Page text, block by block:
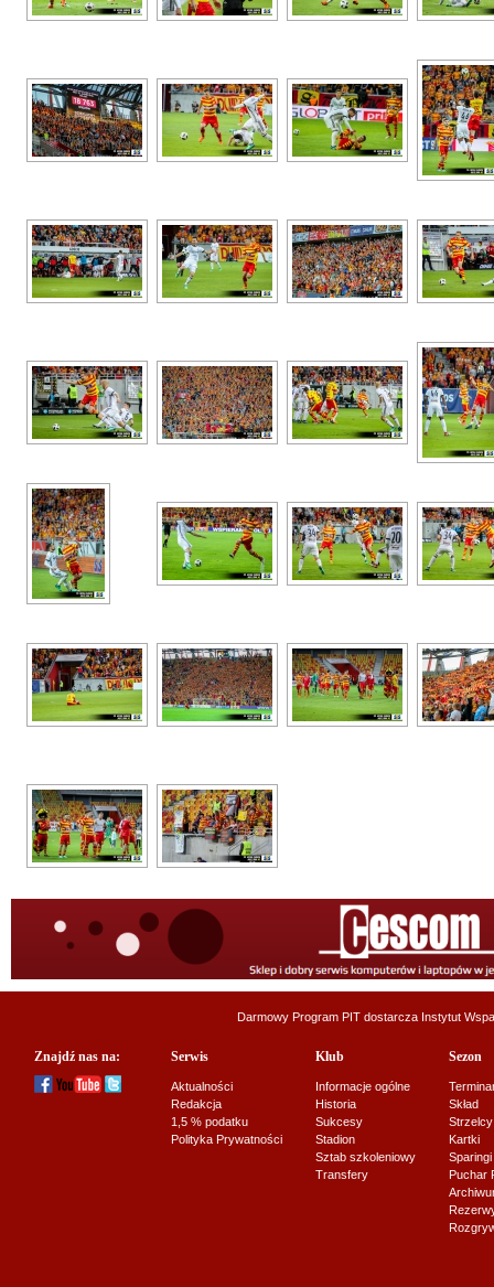
Darmowy Program PIT dostarcza Instytut
Znajdź nas na: Serwis
Aktualności
Redakcja
1,5 % podatku
Polityka Prywatności
Klub
Informacje ogólne
Historia
Sukcesy
Stadion
Sztab szkoleniowy
Transfery
Sezon
Skład
Strzelcy
Kartki
Sparingi
Puchar